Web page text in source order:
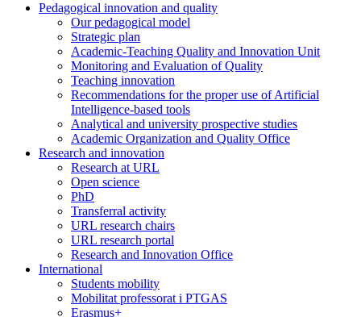
Pedagogical innovation and quality
Our pedagogical model
Strategic plan
Academic-Teaching Quality and Innovation Unit
Monitoring and Evaluation of Quality
Teaching innovation
Recommendations for the proper use of Artificial
Intelligence-based tools
Analytical and university prospective studies
Academic Organization and Quality Office
Research and innovation
Research at URL
Open science
PhD
Transferral activity
URL research chairs
URL research portal
Research and Innovation Office
International
Students mobility
Mobilitat professorat i PTGAS
Erasmus+